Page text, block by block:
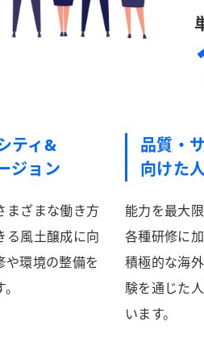
ティ&
ジョン
まざまな働き方
る風土醸成に向
や環境の整備を
品質・
向けた
能力を最大
各種研修に
積極的な海
験を通じた
います。